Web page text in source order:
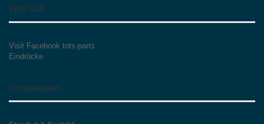
Was läuft
Visit Facebook tots-parts
Eindrücke
Kontaktdaten